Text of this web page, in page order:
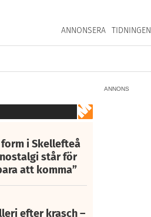
ANNONSERA TIDNINGEN
ANNONS
i Skellefteå
står för
att komma”
efter krasch –